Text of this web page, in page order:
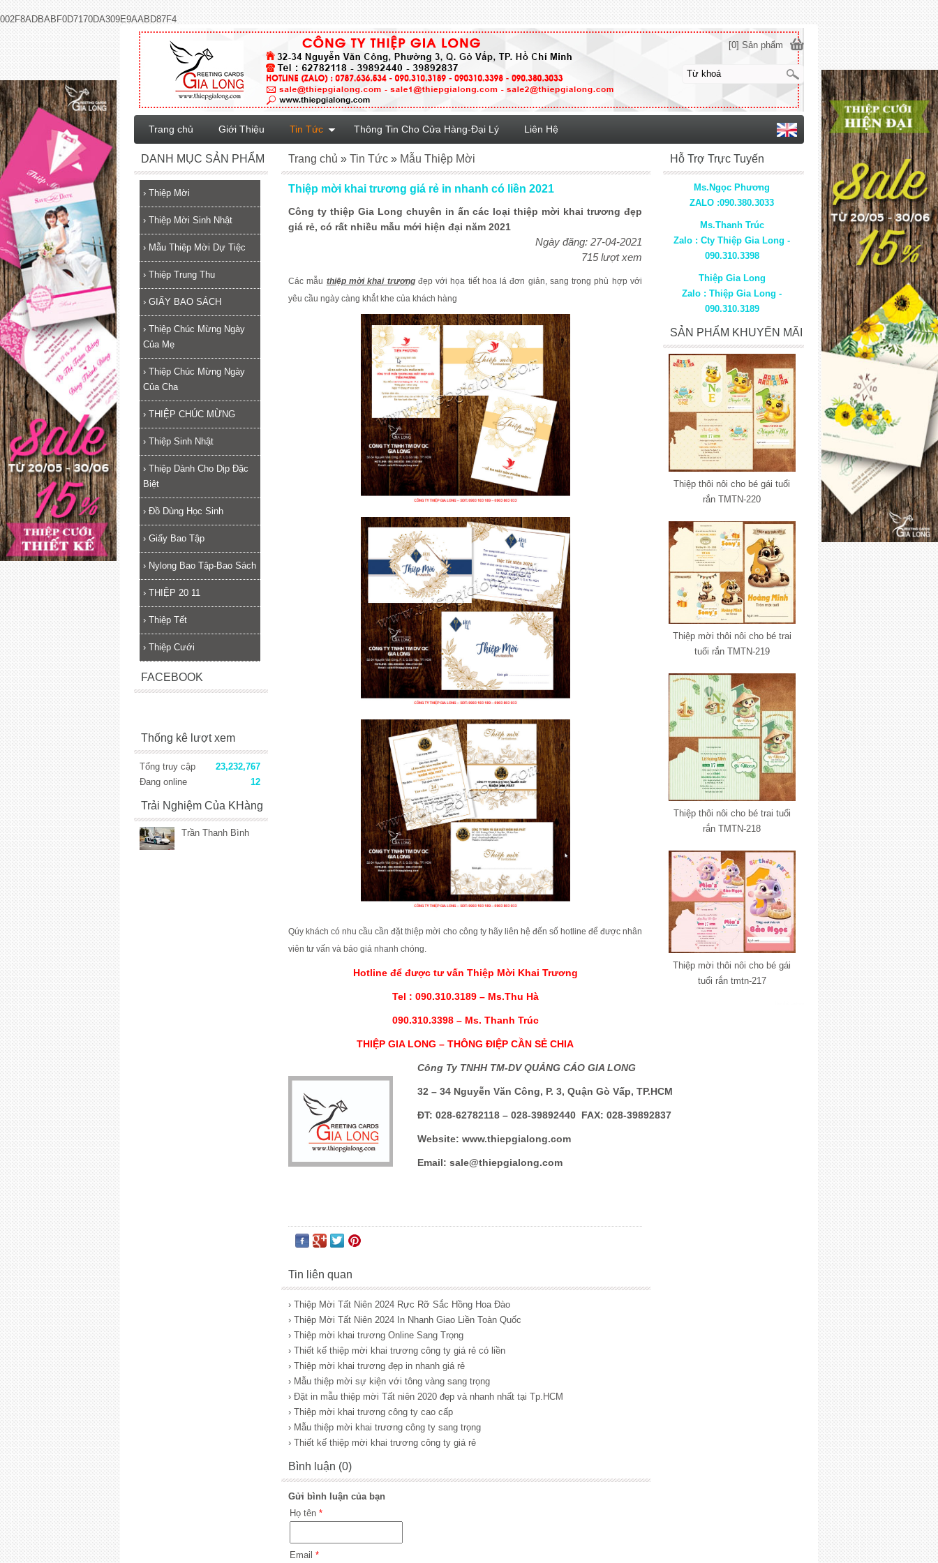
002F8ADBABF0D7170DA309E9AABD87F4
Thiệp mời khai trương giá rẻ in nhanh có liền 2021
Công ty thiệp Gia Long chuyên in ấn các loại thiệp mời khai trương đẹp
giá rẻ, có rất nhiều mẫu mới hiện đại năm 2021
Ngày đăng: 27-04-2021
715 lượt xem
Các mẫu thiệp mời khai trươngđẹp với họa tiết hoa lá đơn giản, sang trọng phù hợp với
yêu cầu ngày càng khắt khe của khách hàng
Qúy khách có nhu cầu cần đặt thiệp mời cho công ty hãy liên hệ đến số hotline để được nhân
viên tư vấn và báo giá nhanh chóng.
Hotline để được tư vấn Thiệp Mời Khai Trương
Tel : 090.310.3189 – Ms.Thu Hà
090.310.3398 – Ms. Thanh Trúc
THIỆP GIA LONG – THÔNG ĐIỆP CẦN SẺ CHIA
Công Ty TNHH TM-DV QUẢNG CÁO GIA LONG
32 – 34 Nguyễn Văn Công, P. 3, Quận Gò Vấp, TP.HCM
ĐT: 028-62782118 – 028-39892440 FAX: 028-39892837
Website:www.thiepgialong.com
Email:sale@thiepgialong.com
Tin liên quan
› Thiệp Mời Tất Niên 2024 Rực Rỡ Sắc Hồng Hoa Đào
› Thiệp Mời Tất Niên 2024 In Nhanh Giao Liền Toàn Quốc
› Thiệp mời khai trương Online Sang Trọng
› Thiết kế thiệp mời khai trương công ty giá rẻ có liền
› Thiệp mời khai trương đẹp in nhanh giá rẻ
› Mẫu thiệp mời sự kiện với tông vàng sang trọng
› Đặt in mẫu thiệp mời Tất niên 2020 đẹp và nhanh nhất tại Tp.HCM
› Thiệp mời khai trương công ty cao cấp
› Mẫu thiệp mời khai trương công ty sang trọng
› Thiết kế thiệp mời khai trương công ty giá rẻ
Bình luận (0)
Gửi bình luận của bạn
Họ tên*
Email*
Trang chủ »Tin Tức » Mẫu Thiệp Mời Hỗ Trợ Trực Tuyến
Ms.Ngọc Phương
ZALO :090.380.3033
Ms.Thanh Trúc
Zalo : Cty Thiệp Gia Long -
090.310.3398
Thiệp Gia Long
Zalo : Thiệp Gia Long -
090.310.3189
SẢN PHẨM KHUYẾN MÃI
Thiệp thôi nôi cho bé gái tuổi
rắn TMTN-220
Thiệp mời thôi nôi cho bé trai
tuổi rắn TMTN-219
Thiệp thôi nôi cho bé trai tuổi
rắn TMTN-218
Thiệp mời thôi nôi cho bé gái
tuổi rắn tmtn-217
DANH MỤC SẢN PHẨM
› Thiệp Mời
› Thiệp Mời Sinh Nhật
› Mẫu Thiệp Mời Dự Tiệc
› Thiệp Trung Thu
› GIẤY BAO SÁCH
› Thiệp Chúc Mừng Ngày
Của Mẹ
› Thiệp Chúc Mừng Ngày
Của Cha
› THIỆP CHÚC MỪNG
› Thiệp Sinh Nhật
› Thiệp Dành Cho Dịp Đặc
Biệt
› Đồ Dùng Học Sinh
› Giấy Bao Tập
› Nylong Bao Tập-Bao Sách
› THIỆP 20 11
› Thiệp Tết
› Thiệp Cưới
FACEBOOK
Thống kê lượt xem
Tổng truy cập
23,232,767
Đang online
12
Trải Nghiệm Của KHàng
Trần Thanh Bình
[0] Sản phẩm
Trang chủ Giới Thiệu Tin Tức Thông Tin Cho Cửa Hàng-Đại Lý Liên Hệ